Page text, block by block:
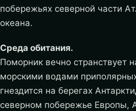
побережьях северной части
океана.
Среда обитания.
Поморник вечно странствует
морскими водами
гнездится на берегах
северном побережье Европы,